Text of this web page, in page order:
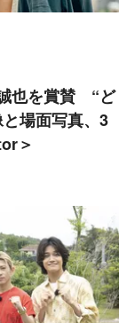
也を賞賛 “ど
場面写真、3
＞